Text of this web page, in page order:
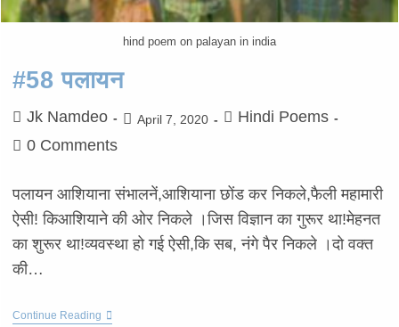
hind poem on palayan in india
#58 पलायन
Jk Namdeo April 7, 2020
Hindi Poems
0 Comments
पलायन आशियाना संभालनें,आशियाना छोंड कर निकले,फैली महामारी
ऐसी! किआशियाने की ओर निकले ।जिस विज्ञान का गुरूर था!मेहनत
का शुरूर था!व्यवस्था हो गई ऐसी,कि सब, नंगे पैर निकले ।दो वक्त
की…
Continue Reading